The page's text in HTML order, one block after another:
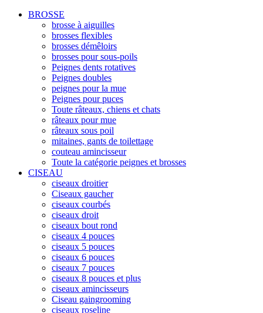
BROSSE
brosse à aiguilles
brosses flexibles
brosses démêloirs
brosses pour sous-poils
Peignes dents rotatives
Peignes doubles
peignes pour la mue
Peignes pour puces
Toute râteaux, chiens et chats
râteaux pour mue
râteaux sous poil
mitaines, gants de toilettage
couteau amincisseur
Toute la catégorie peignes et brosses
CISEAU
ciseaux droitier
Ciseaux gaucher
ciseaux courbés
ciseaux droit
ciseaux bout rond
ciseaux 4 pouces
ciseaux 5 pouces
ciseaux 6 pouces
ciseaux 7 pouces
ciseaux 8 pouces et plus
ciseaux amincisseurs
Ciseau gaingrooming
ciseaux roseline